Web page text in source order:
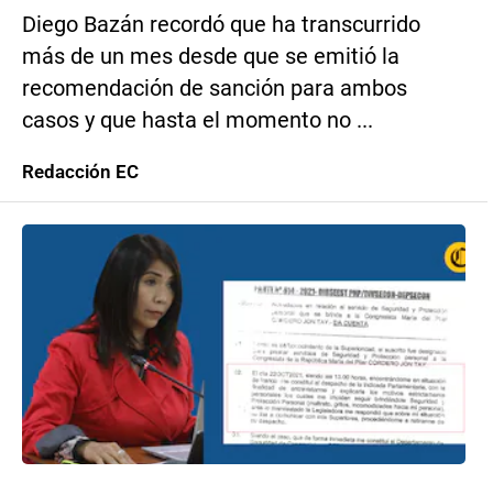
Diego Bazán recordó que ha transcurrido
más de un mes desde que se emitió la
recomendación de sanción para ambos
casos y que hasta el momento no ...
Redacción EC